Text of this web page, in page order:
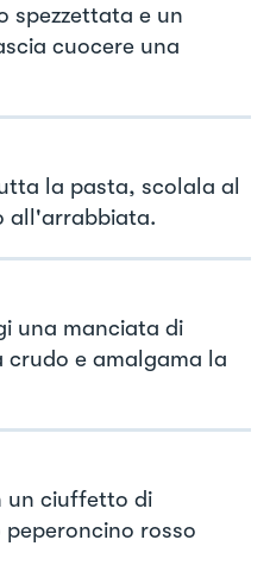
spezzettata e un
cuocere una
la pasta, scolala al
all'arrabbiata.
una manciata di
e amalgama la
un ciuffetto di
rosso